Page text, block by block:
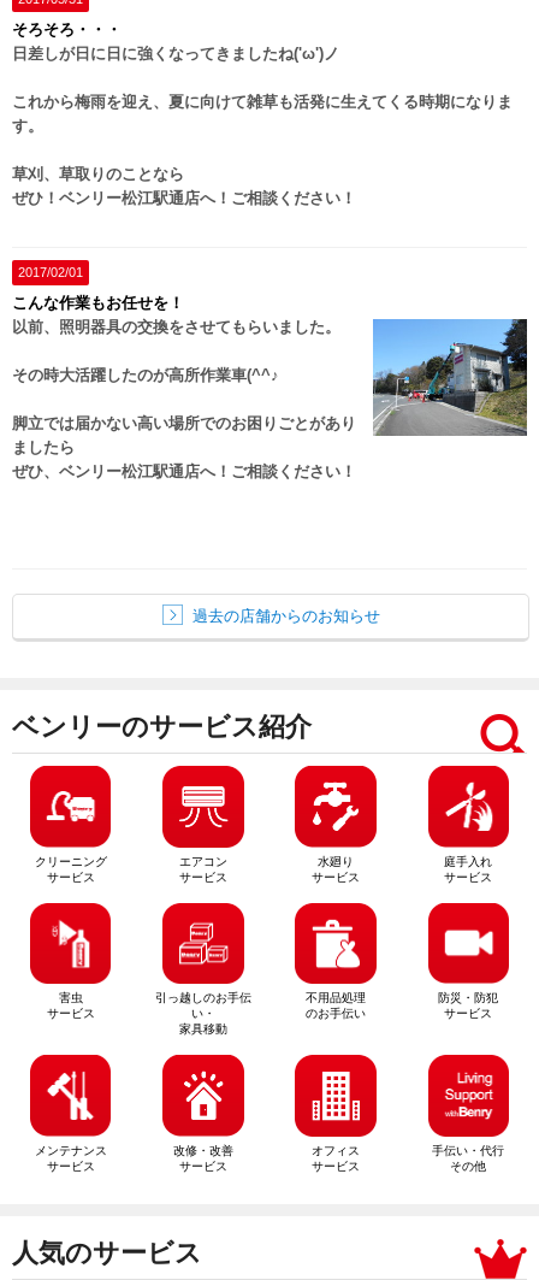
そろそろ・・・
日差しが日に日に強くなってきましたね('ω')ノ
これから梅雨を迎え、夏に向けて雑草も活発に生えてくる時期になりま
す。
草刈、草取りのことなら
ぜひ！ベンリー松江駅通店へ！ご相談ください！
2017/02/01
こんな作業もお任せを！
以前、照明器具の交換をさせてもらいました。
その時大活躍したのが高所作業車(^^♪
脚立では届かない高い場所でのお困りごとがあり
ましたら
ぜひ、ベンリー松江駅通店へ！ご相談ください！
過去の店舗からのお知らせ
ベンリーのサービス紹介
クリーニング
サービス
エアコン
サービス
水廻り
サービス
庭手入れ
サービス
害虫
サービス
引っ越しのお手伝
い・
家具移動
不用品処理
のお手伝い
防災・防犯
サービス
メンテナンス
サービス
改修・改善
サービス
オフィス
サービス
手伝い・代行
その他
人気のサービス